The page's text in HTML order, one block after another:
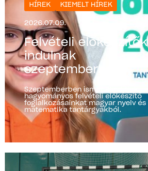
HÍREK KIEMELT HÍREK
2026.07.09.
Felvételi előkészítők
indulnak
szeptemberben!
Szeptemberben ismét elindítjuk
hagyományos felvételi előkészítő
foglalkozásainkat magyar nyelv és
matematika tantárgyakból.